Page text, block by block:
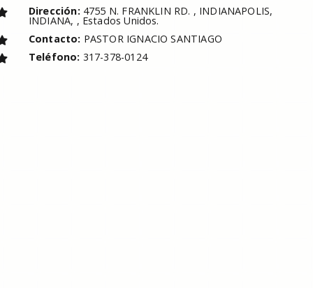
Dirección: 4755 N. FRANKLIN RD. , INDIANAPOLIS,
INDIANA, , Estados Unidos.
Contacto: PASTOR IGNACIO SANTIAGO
Teléfono: 317-378-0124